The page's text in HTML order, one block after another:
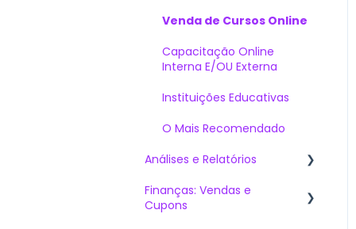
O que devo saber ao
O Mais Perguntado
Soluções Técnicas
Venda de Cursos Online
Capacitação Online
Interna E/OU Externa
Instituições Educativas
O Mais Recomendado
Análises e Relatórios
Dashboards
Finanças: Vendas e
Cupons